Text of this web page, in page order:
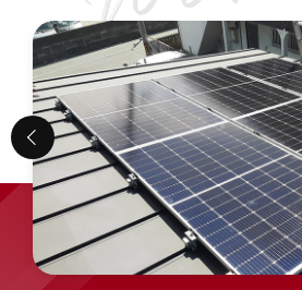
福岡県Ｔ様邸 創蓄連携設備工事